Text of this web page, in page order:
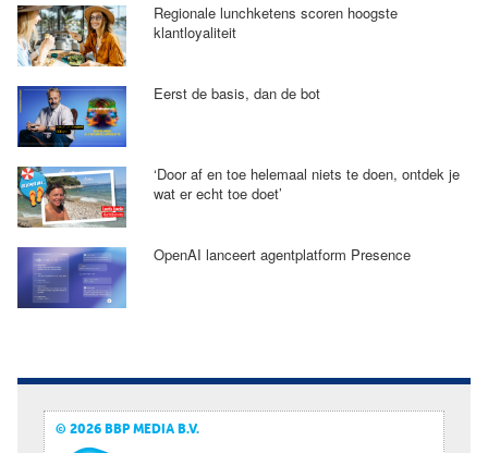
Regionale lunchketens scoren hoogste
klantloyaliteit
Eerst de basis, dan de bot
‘Door af en toe helemaal niets te doen, ontdek je
wat er echt toe doet’
OpenAI lanceert agentplatform Presence
© 2026 BBP MEDIA B.V.